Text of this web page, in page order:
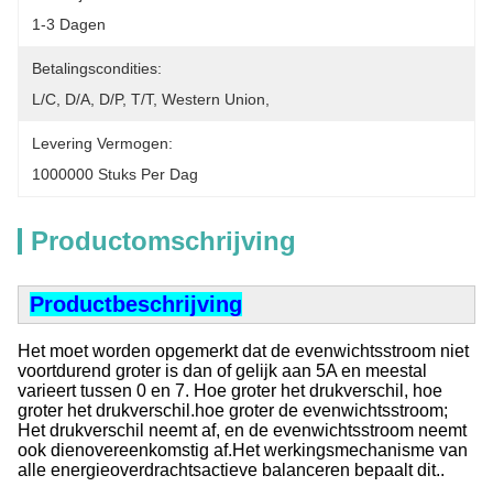
1-3 Dagen
Betalingscondities:
L/C, D/A, D/P, T/T, Western Union,
Levering Vermogen:
1000000 Stuks Per Dag
Productomschrijving
Productbeschrijving
Het moet worden opgemerkt dat de evenwichtsstroom niet
voortdurend groter is dan of gelijk aan 5A en meestal
varieert tussen 0 en 7. Hoe groter het drukverschil, hoe
groter het drukverschil.hoe groter de evenwichtsstroom;
Het drukverschil neemt af, en de evenwichtsstroom neemt
ook dienovereenkomstig af.Het werkingsmechanisme van
alle energieoverdrachtsactieve balanceren bepaalt dit..